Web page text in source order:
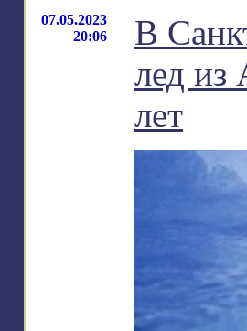
07.05.2023
20:06
В
лед из
лет